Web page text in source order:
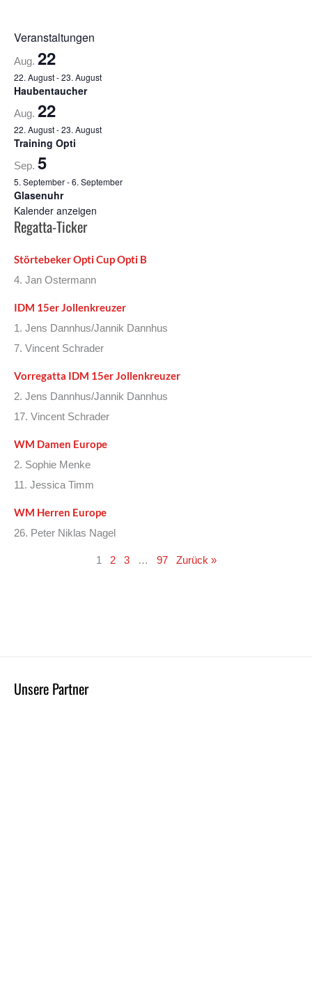
Veranstaltungen
Aug. 22
22. August-23. August
Haubentaucher
Aug. 22
22. August-23. August
Training Opti
Sep. 5
5. September-6. September
Glasenuhr
Kalender anzeigen
Regatta-Ticker
Störtebeker Opti Cup Opti B
4. Jan Ostermann
IDM 15er Jollenkreuzer
1. Jens Dannhus/Jannik Dannhus
7. Vincent Schrader
Vorregatta IDM 15er Jollenkreuzer
2. Jens Dannhus/Jannik Dannhus
17. Vincent Schrader
WM Damen Europe
2. Sophie Menke
11. Jessica Timm
WM Herren Europe
26. Peter Niklas Nagel
1 2 3 … 97 Zurück »
Unsere Partner